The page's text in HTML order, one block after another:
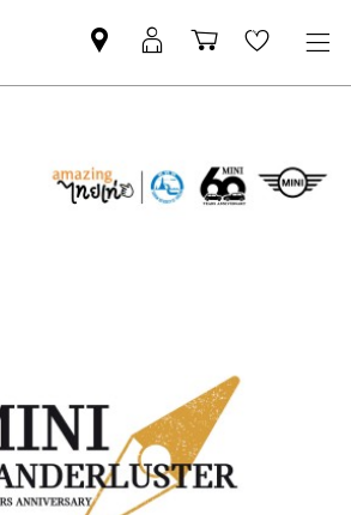
Mini
dealer
MyMini
login
Shopping
cart
Wishlist